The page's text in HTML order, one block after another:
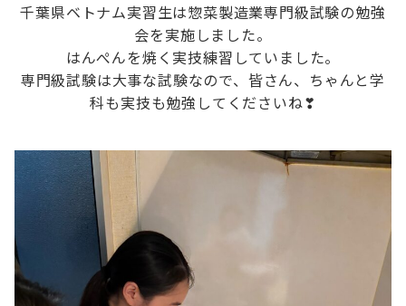
千葉県ベトナム実習生は惣菜製造業専門級試験の勉強
会を実施しました。
はんぺんを焼く実技練習していました。
専門級試験は大事な試験なので、皆さん、ちゃんと学
科も実技も勉強してくださいね❣